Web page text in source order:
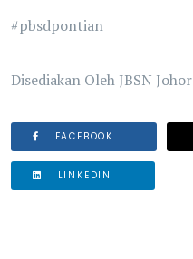
#pbsdpontian
Disediakan Oleh JBSN Johor
FACEBOOK
LINKEDIN